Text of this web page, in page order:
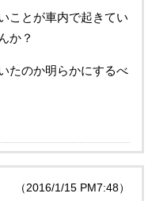
ことが車内で起きてい
か？
たのか明らかにするべ
（2016/1/15 PM7:48）